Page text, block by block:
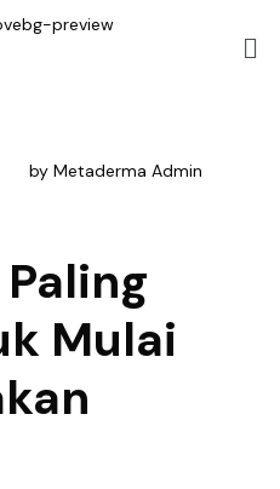
by Metaderma Admin
Mulai